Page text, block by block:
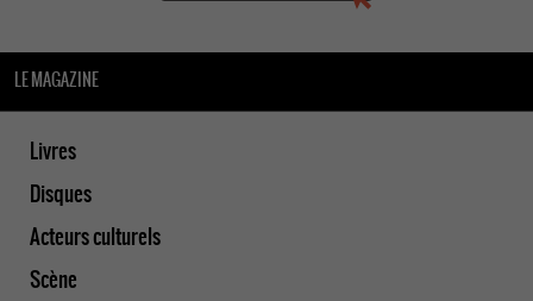
LE MAGAZINE
Livres
Disques
Acteurs culturels
Scène